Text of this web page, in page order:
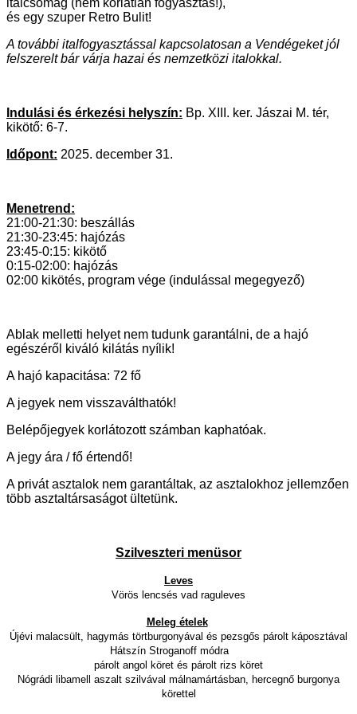
italcsomag (nem korlátlan fogyasztás!),
és egy szuper Retro Bulit!
A további italfogyasztással kapcsolatosan a Vendégeket jól
felszerelt bár várja hazai és nemzetközi italokkal.
Indulási és érkezési helyszín: Bp. XIII. ker. Jászai M. tér,
kikötő: 6-7.
Időpont: 2025. december 31.
Menetrend:
21:00-21:30: beszállás
21:30-23:45: hajózás
23:45-0:15: kikötő
0:15-02:00: hajózás
02:00 kikötés, program vége (indulással megegyező)
Ablak melletti helyet nem tudunk garantálni, de a hajó
egészéről kiváló kilátás nyílik!
A hajó kapacitása: 72 fő
A jegyek nem visszaválthatók!
Belépőjegyek korlátozott számban kaphatóak.
A jegy ára / fő értendő!
A privát asztalok nem garantáltak, az asztalokhoz jellemzően
több asztaltársaságot ültetünk.
Szilveszteri menüsor
Leves
Vörös lencsés vad raguleves
Meleg ételek
Újévi malacsült, hagymás törtburgonyával és pezsgős párolt káposztával
Hátszín Stroganoff módra
párolt angol köret és párolt rizs köret
Nógrádi libamell aszalt szilvával málnamártásban, hercegnő burgonya
körettel